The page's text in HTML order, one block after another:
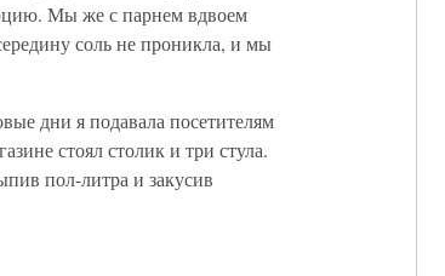
Мы же с парнем вдвоем
соль не проникла, и мы
дни я подавала посетителям
стоял столик и три стула.
пол-литра и закусив